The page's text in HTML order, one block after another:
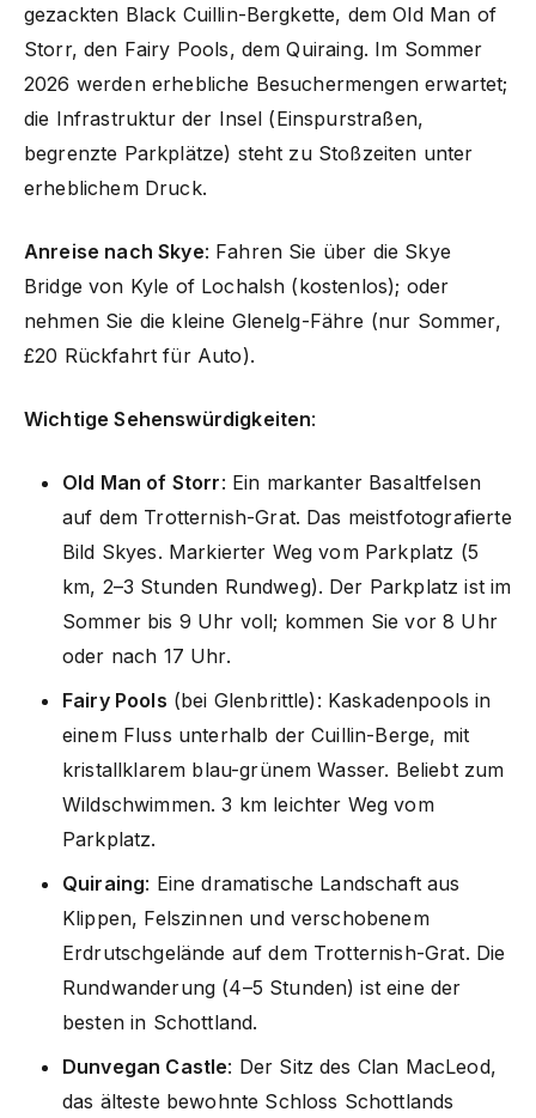
gezackten Black Cuillin-Bergkette, dem Old Man of
Storr, den Fairy Pools, dem Quiraing. Im Sommer
2026 werden erhebliche Besuchermengen erwartet;
die Infrastruktur der Insel (Einspurstraßen,
begrenzte Parkplätze) steht zu Stoßzeiten unter
erheblichem Druck.
Anreise nach Skye: Fahren Sie über die Skye
Bridge von Kyle of Lochalsh (kostenlos); oder
nehmen Sie die kleine Glenelg-Fähre (nur Sommer,
£20 Rückfahrt für Auto).
Wichtige Sehenswürdigkeiten:
Old Man of Storr: Ein markanter Basaltfelsen
auf dem Trotternish-Grat. Das meistfotografierte
Bild Skyes. Markierter Weg vom Parkplatz (5
km, 2–3 Stunden Rundweg). Der Parkplatz ist im
Sommer bis 9 Uhr voll; kommen Sie vor 8 Uhr
oder nach 17 Uhr.
Fairy Pools (bei Glenbrittle): Kaskadenpools in
einem Fluss unterhalb der Cuillin-Berge, mit
kristallklarem blau-grünem Wasser. Beliebt zum
Wildschwimmen. 3 km leichter Weg vom
Parkplatz.
Quiraing: Eine dramatische Landschaft aus
Klippen, Felszinnen und verschobenem
Erdrutschgelände auf dem Trotternish-Grat. Die
Rundwanderung (4–5 Stunden) ist eine der
besten in Schottland.
Dunvegan Castle: Der Sitz des Clan MacLeod,
das älteste bewohnte Schloss Schottlands